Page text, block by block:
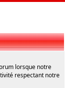
lorsque notre
respectant notre